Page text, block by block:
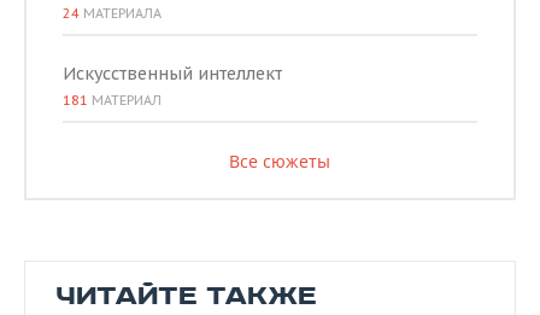
24 МАТЕРИАЛА
Искусственный интеллект
181 МАТЕРИАЛ
Все сюжеты
ЧИТАЙТЕ ТАКЖЕ